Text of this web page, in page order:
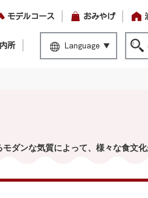
モデルコース おみやげ
所 Language
ダンな気質によって、様々な食文化